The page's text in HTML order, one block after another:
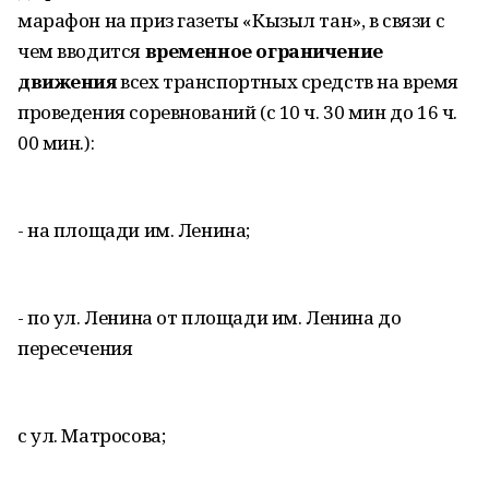
марафон на приз газеты «Кызыл тан», в связи с
чем вводитсявременное ограничение
движениявсех транспортных средств на время
проведения соревнований (с 10 ч. 30 мин до 16 ч.
00 мин.):
- на площади им. Ленина;
- по ул. Ленина от площади им. Ленина до
пересечения
с ул. Матросова;